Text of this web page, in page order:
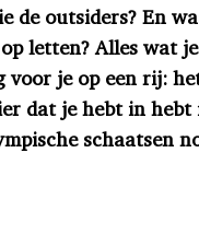
de outsiders? En
letten? Alles wat
voor je op een rij:
dat je hebt in hebt
schaatsen